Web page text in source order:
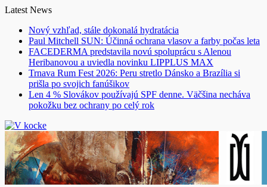
Skip
content
Latest News
Nový vzhľad, stále dokonalá hydratácia
Paul Mitchell SUN: Účinná ochrana vlasov a farby počas leta
FACEDERMA predstavila novú spoluprácu s Alenou
Heribanovou a uviedla novinku LIPPLUS MAX
Trnava Rum Fest 2026: Peru stretlo Dánsko a Brazília si
prišla po svojich fanúšikov
Len 4 % Slovákov používajú SPF denne. Väčšina necháva
pokožku bez ochrany po celý rok